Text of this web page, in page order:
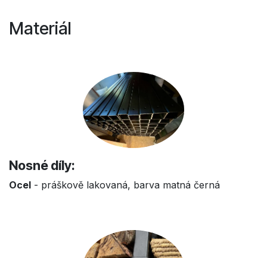
Materiál
Nosné díly:
Ocel - práškově lakovaná, barva matná černá